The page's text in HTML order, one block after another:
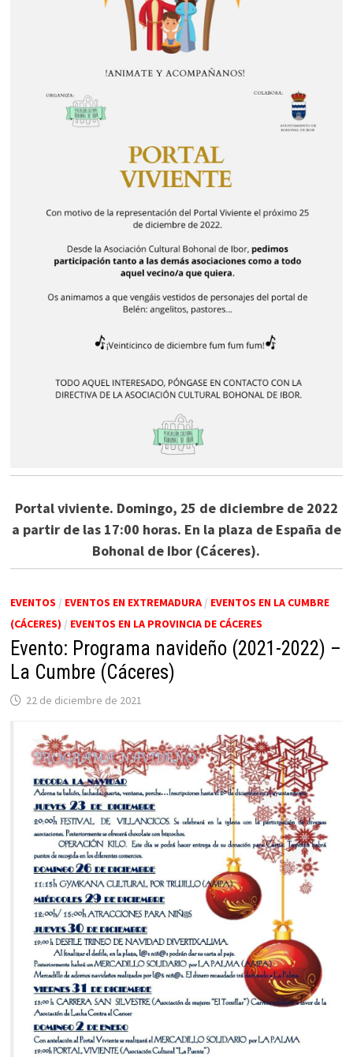
Portal viviente. Domingo, 25 de diciembre de 2022
a partir de las 17:00 horas. En la plaza de España de
Bohonal de Ibor (Cáceres).
EVENTOS / EVENTOS EN EXTREMADURA/ EVENTOS EN LA CUMBRE
(CÁCERES) / EVENTOS EN LA PROVINCIA DE CÁCERES
Evento: Programa navideño (2021-2022) –
La Cumbre (Cáceres)
22 de diciembre de 2021